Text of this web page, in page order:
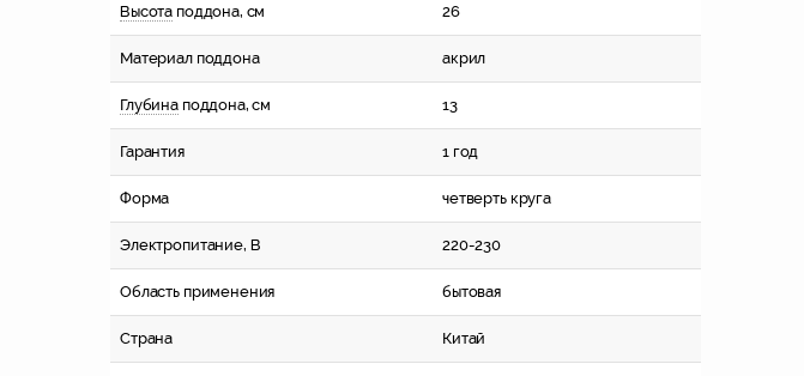
Высота поддона, см 26
Материал поддона акрил
Глубинаподдона, см 13
Гарантия 1 год
Форма четверть круга
Электропитание, В 220-230
Область применения бытовая
Страна Китай